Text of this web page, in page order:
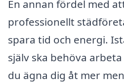
En annan fördel med
professionellt
spara tid och energi.
själv ska behöva
du ägna dig åt mer